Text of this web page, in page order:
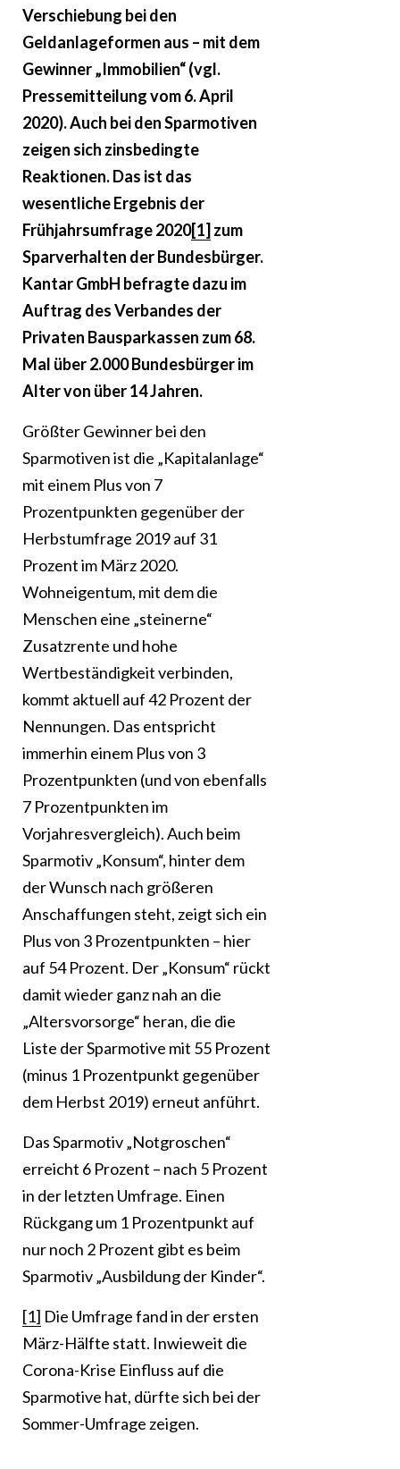
Verschiebung bei den
Geldanlageformen aus – mit dem
Gewinner „Immobilien“ (vgl.
Pressemitteilung vom 6. April
2020). Auch bei den Sparmotiven
zeigen sich zinsbedingte
Reaktionen. Das ist das
wesentliche Ergebnis der
Frühjahrsumfrage 2020[1] zum
Sparverhalten der Bundesbürger.
Kantar GmbH befragte dazu im
Auftrag des Verbandes der
Privaten Bausparkassen zum 68.
Mal über 2.000 Bundesbürger im
Alter von über 14 Jahren.
Größter Gewinner bei den
Sparmotiven ist die „Kapitalanlage“
mit einem Plus von 7
Prozentpunkten gegenüber der
Herbstumfrage 2019 auf 31
Prozent im März 2020.
Wohneigentum, mit dem die
Menschen eine „steinerne“
Zusatzrente und hohe
Wertbeständigkeit verbinden,
kommt aktuell auf 42 Prozent der
Nennungen. Das entspricht
immerhin einem Plus von 3
Prozentpunkten (und von ebenfalls
7 Prozentpunkten im
Vorjahresvergleich). Auch beim
Sparmotiv „Konsum“, hinter dem
der Wunsch nach größeren
Anschaffungen steht, zeigt sich ein
Plus von 3 Prozentpunkten – hier
auf 54 Prozent. Der „Konsum“ rückt
damit wieder ganz nah an die
„Altersvorsorge“ heran, die die
Liste der Sparmotive mit 55 Prozent
(minus 1 Prozentpunkt gegenüber
dem Herbst 2019) erneut anführt.
Das Sparmotiv „Notgroschen“
erreicht 6 Prozent – nach 5 Prozent
in der letzten Umfrage. Einen
Rückgang um 1 Prozentpunkt auf
nur noch 2 Prozent gibt es beim
Sparmotiv „Ausbildung der Kinder“.
[1] Die Umfrage fand in der ersten
März-Hälfte statt. Inwieweit die
Corona-Krise Einfluss auf die
Sparmotive hat, dürfte sich bei der
Sommer-Umfrage zeigen.